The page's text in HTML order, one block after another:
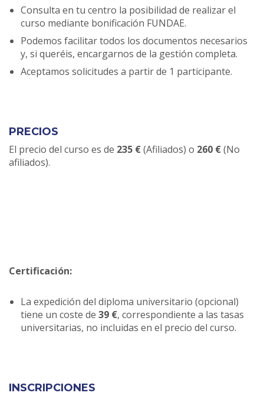
Consulta en tu centro la posibilidad de realizar el
curso mediante bonificación FUNDAE.
Podemos facilitar todos los documentos necesarios
y, si queréis, encargarnos de la gestión completa.
Aceptamos solicitudes a partir de 1 participante.
PRECIOS
El precio del curso es de 235 €(Afiliados) o 260 €(No
afiliados).
Certificación:
La expedición del diploma universitario (opcional)
tiene un coste de 39 €, correspondiente a las tasas
universitarias, no incluidas en el precio del curso.
INSCRIPCIONES